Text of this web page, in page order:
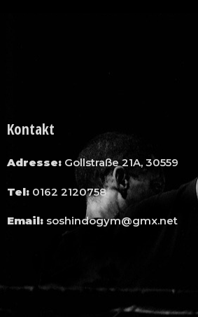
Kontakt
Adresse:Gollstraße 21A, 30559
Tel:0162 2120758
Email:soshindogym@gmx.net